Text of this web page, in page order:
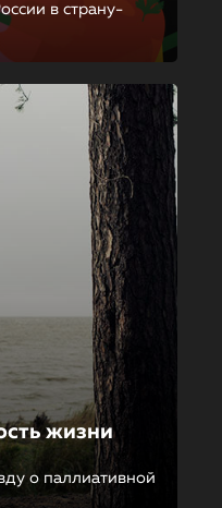
в страну-
жизни
о паллиативной